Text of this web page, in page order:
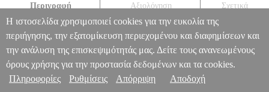
Περιγραφή Αξιολόγηση Σχετικά
TEMPERED GLASS FOR SAMSUNG GALAXY A06 4G / A06
5G TEL.233041 TEL.233041 OEM OEM ΠΡΟΣΟΨΕΙΣ
TEMPERED GLASS FOR SAMSUNG GALAXY A06 4G / A06
5G
1.90
Πληροφορίες & Υπηρεσίες >
Η ιστοσελίδα χρησιμοποιεί cookies για την ευκολία της
περιήγησης, την εξατομίκευση περιεχομένου και διαφημίσεων και
την ανάλυση της επισκεψιμότητάς μας. Δείτε τους ανανεωμένους
όρους χρήσης για την προστασία δεδομένων και τα cookies.
Πληροφορίες
Ρυθμίσεις Απόρριψη Αποδοχή